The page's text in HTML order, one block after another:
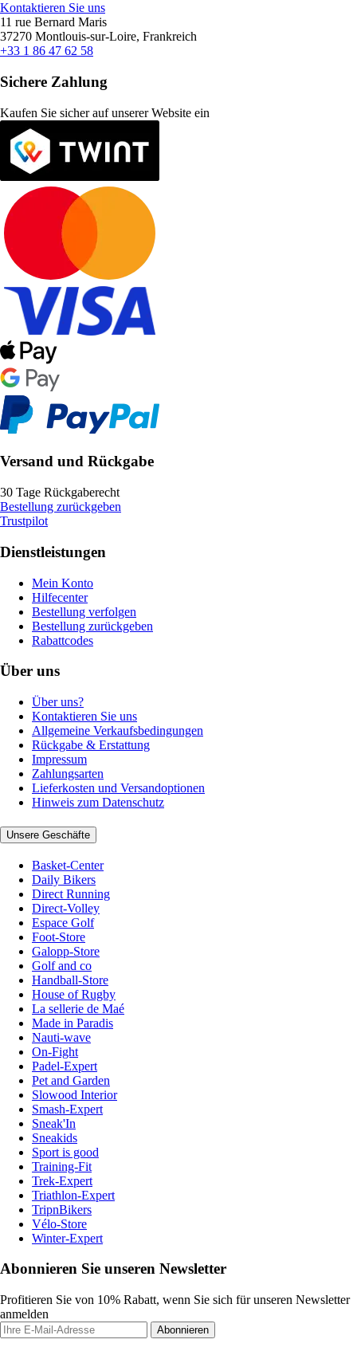
Kontaktieren Sie uns
11 rue Bernard Maris
37270 Montlouis-sur-Loire, Frankreich
+33 1 86 47 62 58
Sichere Zahlung
Kaufen Sie sicher auf unserer Website ein
Versand und Rückgabe
30 Tage Rückgaberecht
Bestellung zurückgeben
Trustpilot
Dienstleistungen
Mein Konto
Hilfecenter
Bestellung verfolgen
Bestellung zurückgeben
Rabattcodes
Über uns
Über uns?
Kontaktieren Sie uns
Allgemeine Verkaufsbedingungen
Rückgabe & Erstattung
Impressum
Zahlungsarten
Lieferkosten und Versandoptionen
Hinweis zum Datenschutz
Unsere Geschäfte
Basket-Center
Daily Bikers
Direct Running
Direct-Volley
Espace Golf
Foot-Store
Galopp-Store
Golf and co
Handball-Store
House of Rugby
La sellerie de Maé
Made in Paradis
Nauti-wave
On-Fight
Padel-Expert
Pet and Garden
Slowood Interior
Smash-Expert
Sneak'In
Sneakids
Sport is good
Training-Fit
Trek-Expert
Triathlon-Expert
TripnBikers
Vélo-Store
Winter-Expert
Abonnieren Sie unseren Newsletter
Profitieren Sie von 10% Rabatt, wenn Sie sich für unseren Newsletter
anmelden
Abonnieren